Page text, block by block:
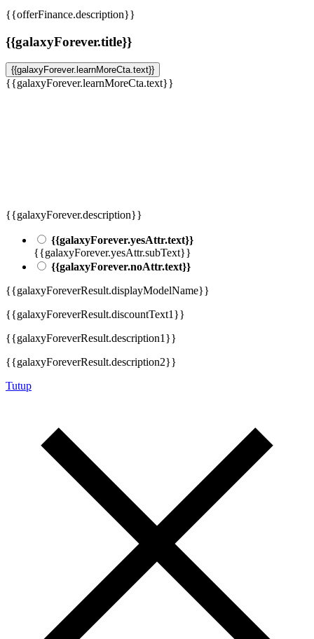
{{offerFinance.description}}
{{galaxyForever.title}}
{{galaxyForever.learnMoreCta.text}}
{{galaxyForever.learnMoreCta.text}}
{{galaxyForever.description}}
{{galaxyForever.yesAttr.text}}
{{galaxyForever.yesAttr.subText}}
{{galaxyForever.noAttr.text}}
{{galaxyForeverResult.displayModelName}}
{{galaxyForeverResult.discountText1}}
{{galaxyForeverResult.description1}}
{{galaxyForeverResult.description2}}
Tutup